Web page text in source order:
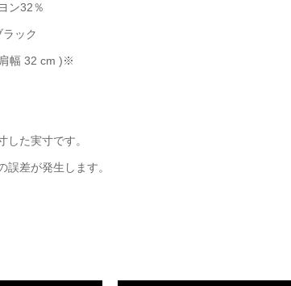
ン32％
ック
幅 32 cm )※
た実寸です。
差が発生します。